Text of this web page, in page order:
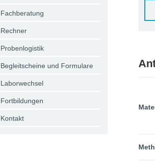
Fachberatung
Rechner
Probenlogistik
Begleitscheine und Formulare
Laborwechsel
Fortbildungen
Kontakt